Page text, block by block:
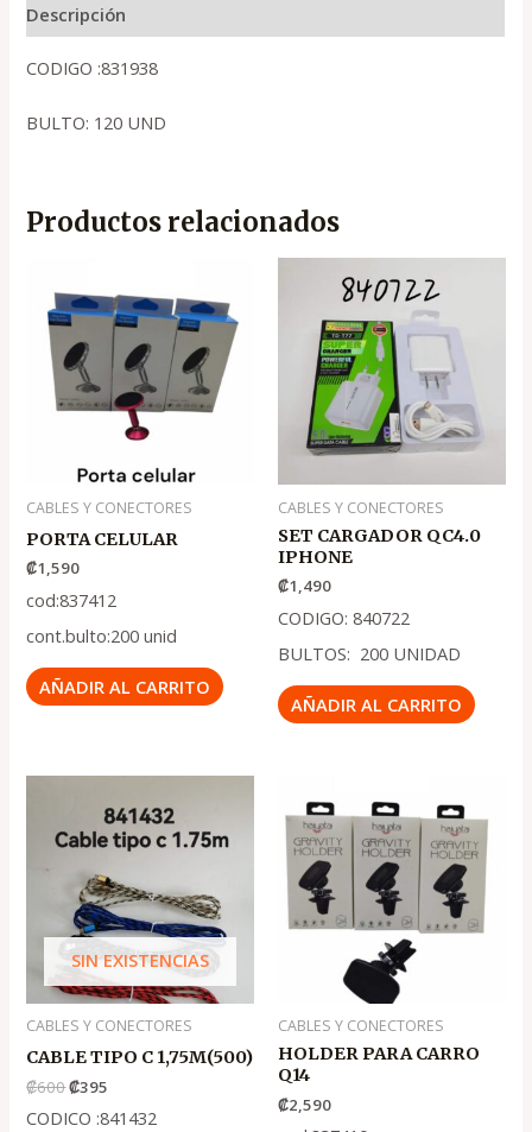
Descripción
CODIGO :831938
BULTO: 120 UND
Productos relacionados
CABLES Y CONECTORES
PORTA CELULAR
₡1,590
cod:837412
cont.bulto:200 unid
AÑADIR AL CARRITO
CABLES Y CONECTORES
SET CARGADOR QC4.0
IPHONE
₡1,490
CODIGO: 840722
BULTOS: 200 UNIDAD
AÑADIR AL CARRITO
SIN EXISTENCIAS
CABLES Y CONECTORES
CABLE TIPO C 1,75M(500)
₡600
precio
original
era:
₡600
₡395
precio
actual
es:
₡395
CODICO :841432
CABLES Y CONECTORES
HOLDER PARA CARRO
Q14
₡2,590